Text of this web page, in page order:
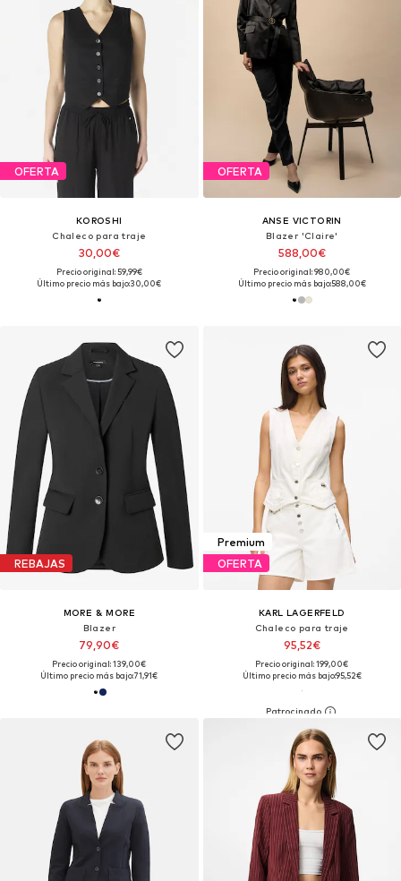
OFERTA
KOROSHI
Chaleco para traje
30,00€
Precio original: 59,99€
Último precio más bajo:30,00€
OFERTA
ANSE VICTORIN
Blazer 'Claire'
588,00€
Precio original: 980,00€
Último precio más bajo:588,00€
REBAJAS
MORE & MORE
Blazer
79,90€
Precio original: 139,00€
Último precio más bajo:71,91€
Premium
OFERTA
KARL LAGERFELD
Chaleco para traje
95,52€
Precio original: 199,00€
Último precio más bajo:95,52€